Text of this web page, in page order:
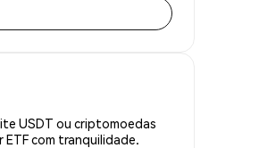
USDT ou criptomoedas
com tranquilidade.